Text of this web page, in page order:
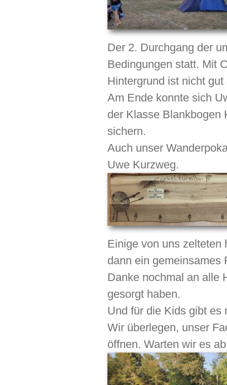
Der 2. Durchgang der
Bedingungen statt. Mit
Hintergrund ist nicht
Am Ende konnte sich
der Klasse Blankbogen
sichern.
Auch unser
Uwe Kurzweg.
Einige von uns zelteten
dann ein gemeinsames
Danke nochmal an alle
gesorgt haben.
Und für die Kids gibt es
Wir überlegen, unser
öffnen. Warten wir es